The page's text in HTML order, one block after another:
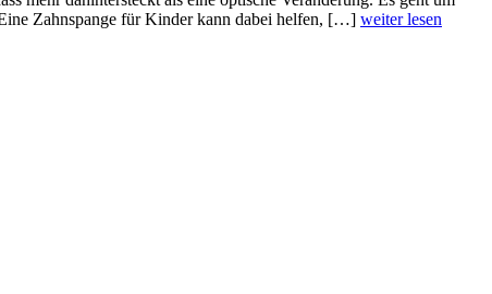
Zahnspange für Kinder kann dabei helfen, […] weiter lesen